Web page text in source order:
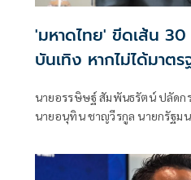
'มหาดไทย' ขีดเส้น
บันเทิง หากไม่ได้มาต
นายอรรษิษฐ์ สัมพันธรัตน์ ปลัดก
นายอนุทิน ชาญวีรกูล นายกรัฐม
14 ก.ค. 69 มอบหมายให้กระทร
ร่วมกับกรุงเทพมหานคร